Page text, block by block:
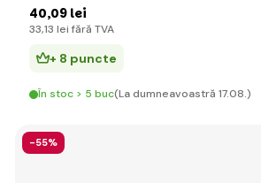
40,09 lei
33,13 lei fără TVA
+ 8 puncte
În stoc > 5 buc(La dumneavoastră 17.08.)
-55%